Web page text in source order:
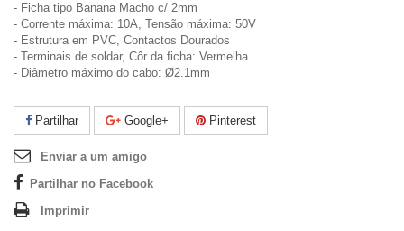
- Ficha tipo Banana Macho c/ 2mm
- Corrente máxima: 10A, Tensão máxima: 50V
- Estrutura em PVC, Contactos Dourados
- Terminais de soldar, Côr da ficha: Vermelha
- Diâmetro máximo do cabo: Ø2.1mm
Partilhar Google+ Pinterest
Enviar a um amigo
Partilhar no Facebook
Imprimir